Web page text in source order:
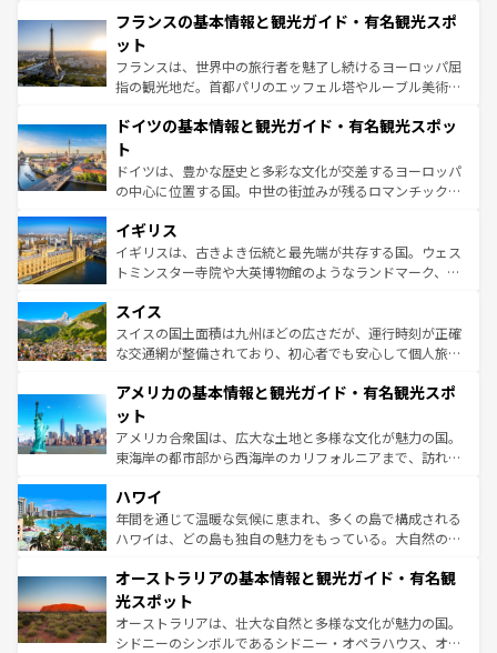
ませてくれるイタリアで、忘れられない旅をしてみよう！
なお、新着のイタリア情報は
しい。
文化が根付くこの国では、情熱的なフラメンコ、熱気あふ
れる闘牛、そして美味しいタパスが生活の一部となってい
る。首都マドリードの洗練された雰囲気や、バルセロナの
アートに溢れた街角から、地方では古代ローマ遺跡や中世
せる。地方によって風土や気候が異なるスペインはその個
ンテンツ一覧 を参照してほしい。
フランスの基本情報と観光ガイド・有名観光スポ
ット
フランスは、世界中の旅行者を魅了し続けるヨーロッパ屈
指の観光地だ。首都パリのエッフェル塔やルーブル美術館
で、幅広い魅力が詰まっている。華麗な宮殿、歴史的な大
聖堂、美しいビーチ、そして豊かな自然が、訪れる者を心
から魅了する。また、フランスは美食の国としても知ら
れ、フランス料理はユネスコ無形文化遺産にも登録されて
香り高いラベンダー畑など、多彩な楽しみ方が可能だ。さ
らに、パリ以外の地域にも魅力が溢れており、どの街角に
も豊かな歴史と文化が息づいている。パリ以外の個性あふ
を参照してほしい。
ドイツの基本情報と観光ガイド・有名観光スポッ
ト
ドイツは、豊かな歴史と多彩な文化が交差するヨーロッパ
の中心に位置する国。中世の街並みが残るロマンチック街
顔を持つこの国は、どこを歩いても飽きることがない。ベ
ルリンの文化的活気、バイエルン州のアルプスの絶景、そ
してライン川沿いのワイン畑といった風景は必見。ビール
は、お酒好きな人にはぜひ体験してほしい。 なお、新着の
ドイツ情報はコンテンツ一覧を参照してほしい。
イギリス
イギリスは、古きよき伝統と最先端が共存する国。ウェス
トミンスター寺院や大英博物館のようなランドマーク、歴
リアごとに異なる魅力がある。また、優雅なアフタヌーン
ティー、ビール好きにはたまらない英国パブ、サッカー観
戦など、本場だからこそできる体験も豊富。イギリスを旅
ンツ一覧を参照してほしい。
スイス
スイスの国土面積は九州ほどの広さだが、運行時刻が正確
な交通網が整備されており、初心者でも安心して個人旅行
の建物がそのまま残る町や、スイスならではのユニークな
博物館もあり、アルプス観光だけでなく町歩きも満喫する
ことができる。国民の所得が高いため物価も高いが、旅行
者向けの交通パス提供のサービスもあり、うまく活用すれ
着のスイス情報は
アメリカの基本情報と観光ガイド・有名観光スポ
ット
アメリカ合衆国は、広大な土地と多様な文化が魅力の国。
東海岸の都市部から西海岸のカリフォルニアまで、訪れる
のような巨大都市は、観光、ショッピング、エンターテイ
ンメントが詰まった刺激的なスポットだ。一方、アメリカ
西部には大自然が広がり、グランドキャニオンやイエロー
部のニューオーリンズでは、音楽と美食が融合した独特の
文化が魅力。旅行者はアメリカの各地域で異なる魅力を楽
しみながら、その多様性と豊かな歴史を感じることができ
るだろう。車でのロードトリップや列車の旅も、アメリカ
ハワイ
年間を通じて温暖な気候に恵まれ、多くの島で構成される
ハワイは、どの島も独自の魅力をもっている。大自然の神
ワイ島は見逃せない。また、定番の観光地といえばオアフ
島だが、静かな自然を求めるならマウイ島やカウアイ島が
おすすめ。エメラルドグリーンに輝く海をはじめ、豊かな
文化や歴史が息づいている。「アロハスピリット」と呼ば
オーストラリアの基本情報と観光ガイド・有名観
光スポット
オーストラリアは、壮大な自然と多様な文化が魅力の国。
シドニーのシンボルであるシドニー・オペラハウス、オー